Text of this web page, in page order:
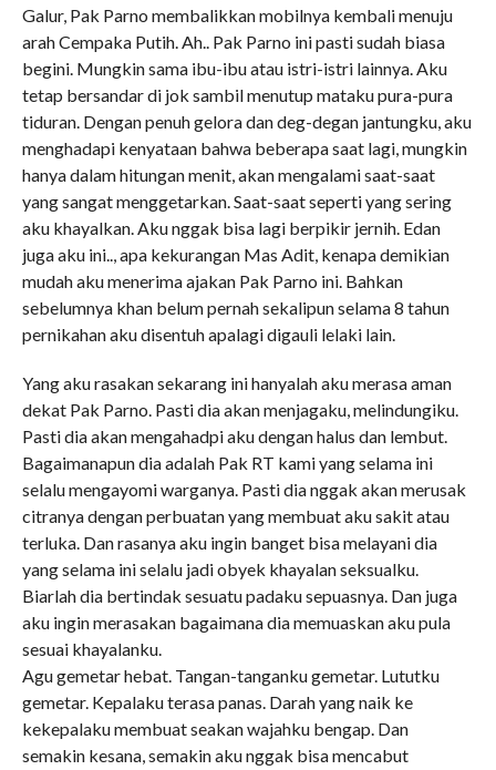
Galur, Pak Parno membalikkan mobilnya kembali menuju
arah Cempaka Putih. Ah.. Pak Parno ini pasti sudah biasa
begini. Mungkin sama ibu-ibu atau istri-istri lainnya. Aku
tetap bersandar di jok sambil menutup mataku pura-pura
tiduran. Dengan penuh gelora dan deg-degan jantungku, aku
menghadapi kenyataan bahwa beberapa saat lagi, mungkin
hanya dalam hitungan menit, akan mengalami saat-saat
yang sangat menggetarkan. Saat-saat seperti yang sering
aku khayalkan. Aku nggak bisa lagi berpikir jernih. Edan
juga aku ini.., apa kekurangan Mas Adit, kenapa demikian
mudah aku menerima ajakan Pak Parno ini. Bahkan
sebelumnya khan belum pernah sekalipun selama 8 tahun
pernikahan aku disentuh apalagi digauli lelaki lain.
Yang aku rasakan sekarang ini hanyalah aku merasa aman
dekat Pak Parno. Pasti dia akan menjagaku, melindungiku.
Pasti dia akan mengahadpi aku dengan halus dan lembut.
Bagaimanapun dia adalah Pak RT kami yang selama ini
selalu mengayomi warganya. Pasti dia nggak akan merusak
citranya dengan perbuatan yang membuat aku sakit atau
terluka. Dan rasanya aku ingin banget bisa melayani dia
yang selama ini selalu jadi obyek khayalan seksualku.
Biarlah dia bertindak sesuatu padaku sepuasnya. Dan juga
aku ingin merasakan bagaimana dia memuaskan aku pula
sesuai khayalanku.
Agu gemetar hebat. Tangan-tanganku gemetar. Lututku
gemetar. Kepalaku terasa panas. Darah yang naik ke
kekepalaku membuat seakan wajahku bengap. Dan
semakin kesana, semakin aku nggak bisa mencabut